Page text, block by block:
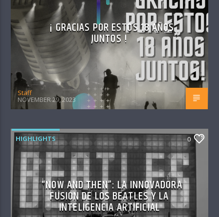
¡ GRACIAS POR ESTOS 18 AÑOS
JUNTOS !
Staff
NOVEMBER 29, 2023
HIGHLIGHTS 0
“NOW AND THEN”: LA INNOVADORA
FUSIÓN DE LOS BEATLES Y LA
INTELIGENCIA ARTIFICIAL